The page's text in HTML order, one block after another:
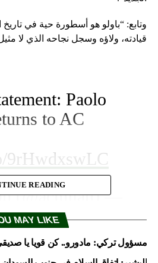
وتابع: “باولو هو أسطورة حية في تاريخ
قيادته، ولاؤه وسجل نجاحه الذي لا
Paolo
to AC
9rHwdxswLC
— AC Milan (@acmilan)
August 5, 2018
READING
MAY LIKE
مسؤول تركي: مادورو.. كن قويا يا